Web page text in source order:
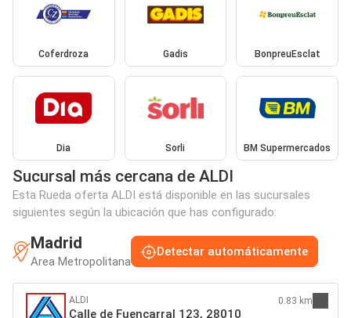
Coferdroza Gadis BonpreuEsclat
Dia Sorli BM Supermercados
Sucursal más cercana de ALDI
Esta Rueda oferta ALDI está disponible en las sucursales
siguientes según la ubicación que has configurado:
Madrid
Area Metropolitana
Detectar automáticamente
ALDI
Calle de Fuencarral 123, 28010
0.83 km